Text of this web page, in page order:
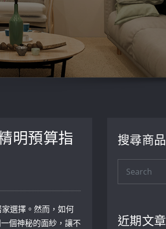
明預算指
選擇。然而，如何
個神秘的面紗，讓不
搜尋商品
近期文章